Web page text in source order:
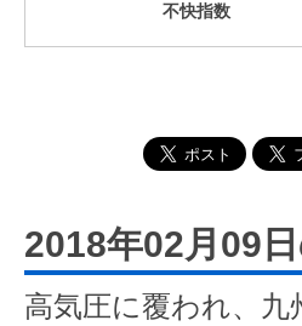
不快指数
2018年02月09
高気圧に覆われ、